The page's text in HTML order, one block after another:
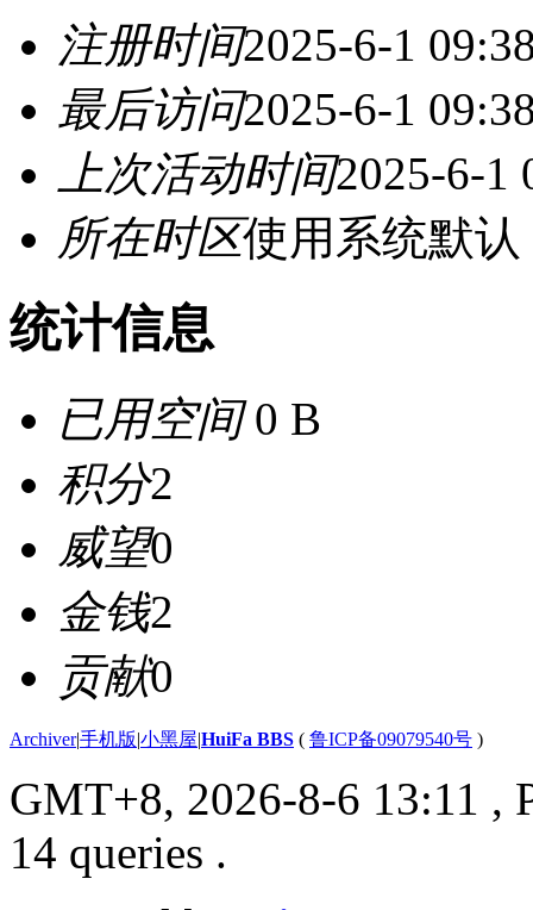
注册时间2025-6-1
最后访问2025-6-1
上次活动时间2025-6-1
所在时区使用系统默认
统计信息
已用空间0 B
积分2
威望0
金钱2
贡献0
Archiver|手机版|小黑屋|HuiFa BBS ( 鲁ICP备09079540号 )
GMT+8, 2026-8-6 13:11 ,
14 queries .